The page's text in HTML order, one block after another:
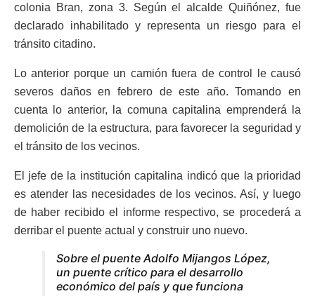
colonia Bran, zona 3. Según el alcalde Quiñónez, fue
declarado inhabilitado y representa un riesgo para el
tránsito citadino.
Lo anterior porque un camión fuera de control le causó
severos daños en febrero de este año. Tomando en
cuenta lo anterior, la comuna capitalina emprenderá la
demolición de la estructura, para favorecer la seguridad y
el tránsito de los vecinos.
El jefe de la institución capitalina indicó que la prioridad
es atender las necesidades de los vecinos. Así, y luego
de haber recibido el informe respectivo, se procederá a
derribar el puente actual y construir uno nuevo.
Sobre el puente Adolfo Mijangos López,
un puente crítico para el desarrollo
económico del país y que funciona